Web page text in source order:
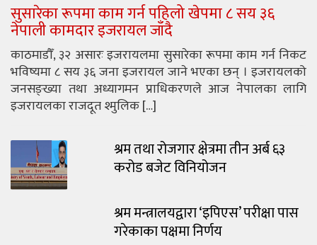
सुसारेका रूपमा काम गर्न पहिलो खेपमा ८ सय ३६
नेपाली कामदार इजरायल जाँदै
काठमाडौँ, ३२ असारः इजरायलमा सुसारेका रूपमा काम गर्न निकट
भविष्यमा ८ सय ३६ जना इजरायल जाने भएका छन् । इजरायलको
जनसङ्ख्या तथा अध्यागमन प्राधिकरणले आज नेपालका लागि
इजरायलका राजदूत श्मुलिक […]
श्रम तथा रोजगार क्षेत्रमा तीन अर्ब ६३
करोड बजेट विनियोजन
श्रम मन्त्रालयद्वारा ‘इपिएस’ परीक्षा पास
गरेकाका पक्षमा निर्णय